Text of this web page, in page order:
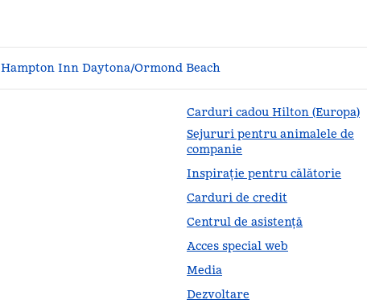
Hampton Inn Daytona/Ormond Beach
Carduri cadou Hilton (Europa)
Sejururi pentru animalele de
companie
Inspirație pentru călătorie
Carduri de credit
Centrul de asistență
Acces special web
Media
Dezvoltare